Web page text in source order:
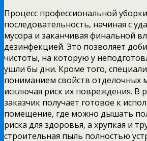
Процесс профессиональной
последовательность, начиная с
мусора и заканчивая финальной
дезинфекцией. Это позволяет
чистоты, на которую у
ушли бы дни. Кроме того,
пониманием свойств отделочных
исключая риск их повреждения. В
заказчик получает готовое к
помещение, где можно дышать
риска для здоровья, а хрупкая и
строительная пыль полностью